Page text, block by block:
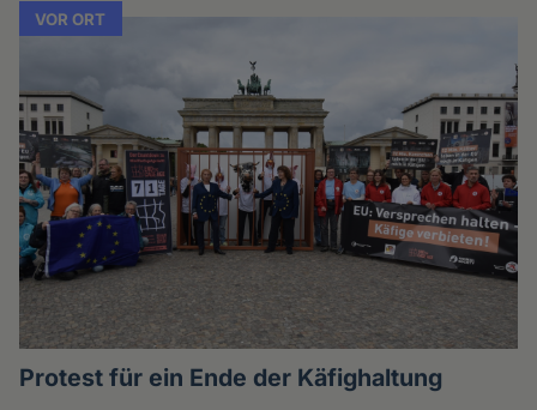
VOR ORT
Protest für ein Ende der Käfighaltung